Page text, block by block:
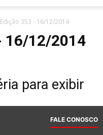
Edição 353 - 16/12/2014
16/12/2014
para exibir
FALE CONOSCO